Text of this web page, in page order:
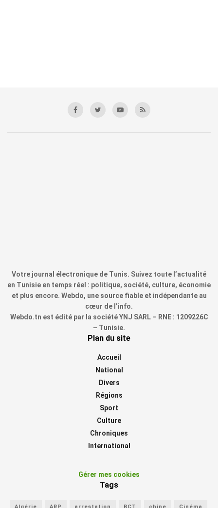
Votre journal électronique de Tunis. Suivez toute l’actualité
en Tunisie en temps réel : politique, société, culture, économie
et plus encore. Webdo, une source fiable et indépendante au
cœur de l’info.
Webdo.tn est édité par la société YNJ SARL – RNE : 1209226C
– Tunisie.
Plan du site
Accueil
National
Divers
Régions
Sport
Culture
Chroniques
International
Gérer mes cookies
Tags
Algérie ARP arrestation BCT chine Cinéma